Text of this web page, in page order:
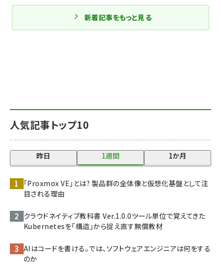
人気記事トップ10
昨日 1週間 1か月
「Proxmox VE」とは? 製品群の全体像と仮想化基盤として注
目される理由
クラウドネイティブ教科書 Ver.1.0.0――ツール単位で覚えてきた
Kubernetesを「構造」から捉え直す無償教材
AIはコードを書ける。では、ソフトウェアエンジニアは何をする
のか
新着記事をもっと見る